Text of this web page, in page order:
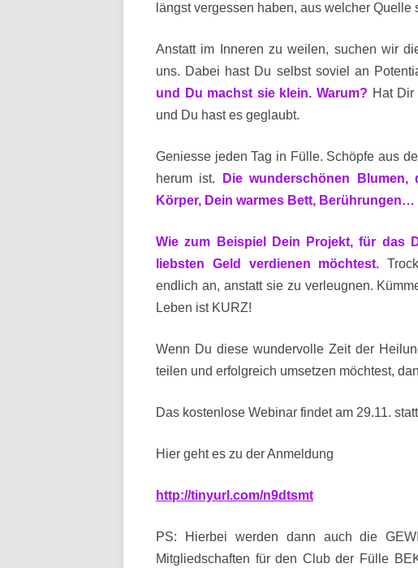
längst vergessen haben, aus welcher Quelle
Anstatt im Inneren zu weilen, suchen wir
uns. Dabei hast Du selbst soviel an
und Du machst sie klein. Warum? Hat
und Du hast es geglaubt.
Geniesse jeden Tag in Fülle. Schöpfe aus
herum ist.
Die wunderschönen
Körper, Dein warmes Bett,
Wie zum Beispiel Dein Projekt, für das
liebsten Geld verdienen möchtest.
endlich an, anstatt sie zu verleugnen.
Leben ist KURZ!
Wenn Du diese wundervolle Zeit der
teilen und erfolgreich umsetzen möchtest,
Das kostenlose Webinar findet am 29.11.
Hier geht es zu der Anmeldung
http://tinyurl.com/n9dtsmt
PS: Hierbei werden dann auch die
Mitgliedschaften für den Club der Fülle